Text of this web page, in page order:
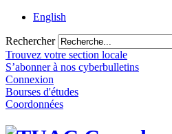
English
Rechercher
Trouvez votre section locale
S’abonner à nos cyberbulletins
Connexion
Bourses d'études
Coordonnées